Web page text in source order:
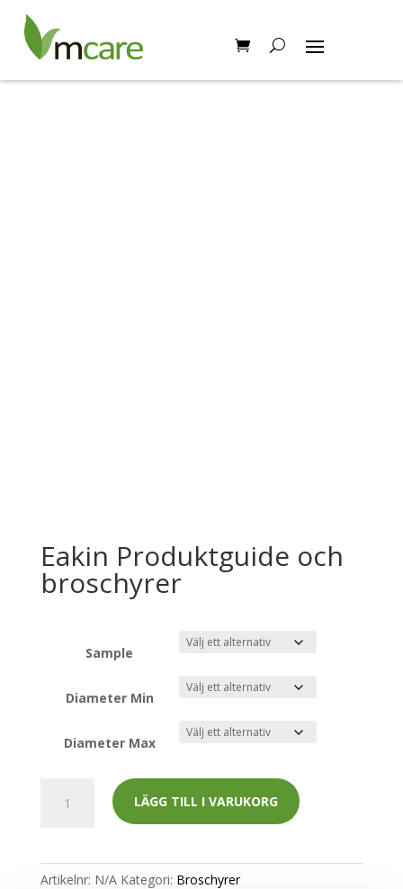
Hem/Broschyrer
Eakin Produktguide och
broschyrer
Sample
Diameter Min
Diameter Max
Produktguide
mängd
LÄGG TILL I VARUKORG
Artikelnr: N/A Kategori: Broschyrer